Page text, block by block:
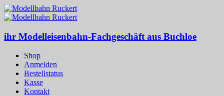
ihr Modelleisenbahn-Fachgeschäft aus Buchloe
Shop
Anmelden
Bestellstatus
Kasse
Kontakt